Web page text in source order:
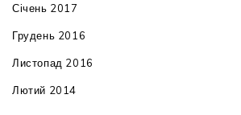
Січень 2017
Грудень 2016
Листопад 2016
Лютий 2014